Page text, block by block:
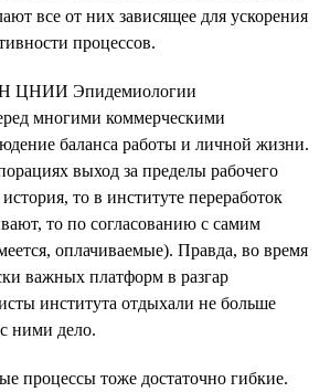
все от них зависящее для ускорения
процессов.
ЦНИИ Эпидемиологии
многими коммерческими
баланса работы и личной жизни.
выход за пределы рабочего
то в институте переработок
то по согласованию с самим
оплачиваемые). Правда, во время
важных платформ в разгар
института отдыхали не больше
ними дело.
процессы тоже достаточно гибкие.